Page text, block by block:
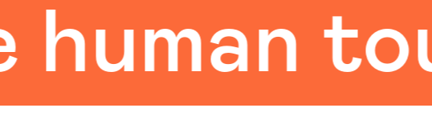
touch